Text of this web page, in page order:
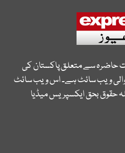
حاضرہ سے متعلق پاکستان کی
ویب سائٹ ہے۔ اس ویب سائٹ
حقوق بحق ایکسپریس میڈیا